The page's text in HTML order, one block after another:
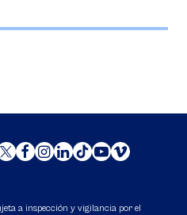
a inspección y vigilancia por el